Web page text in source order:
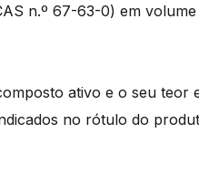
n.º 67-63-0) em
ativo e o seu teor
no rótulo do